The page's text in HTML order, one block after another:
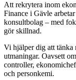
Att rekrytera inom
Finance i Gävle
konsultbolag – med
gör skillnad.
Vi hjälper dig att
utmaningar. Oavsett
controller,
och personkemi.